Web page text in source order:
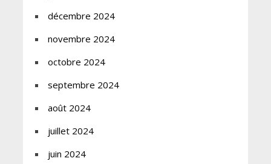
décembre 2024
novembre 2024
octobre 2024
septembre 2024
août 2024
juillet 2024
juin 2024